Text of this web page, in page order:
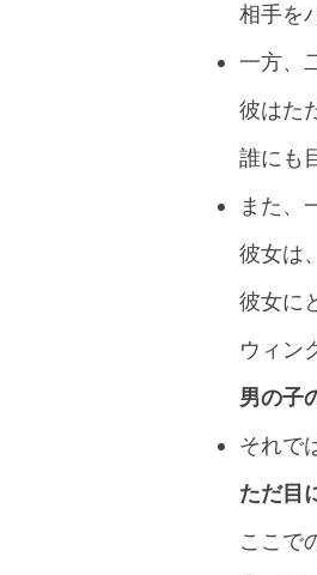
相手を
一方、
彼はた
誰にも
また、
彼女は
彼女に
ウィン
男の子
それで
ただ目
ここで